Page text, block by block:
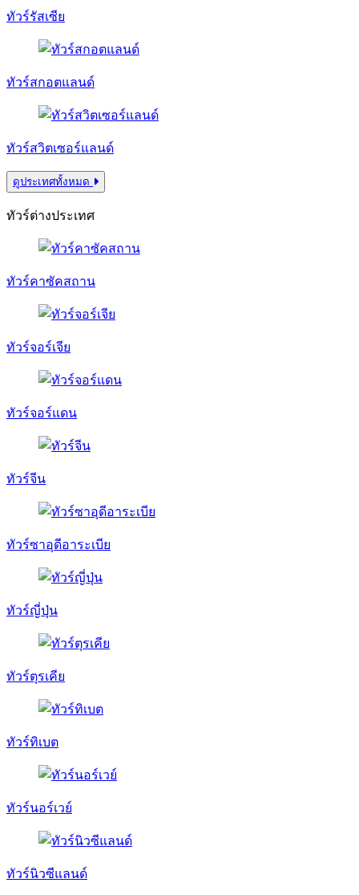
ทัวร์รัสเซีย
ทัวร์สกอตแลนด์
ทัวร์สวิตเซอร์แลนด์
ดูประเทศทั้งหมด
ทัวร์ต่างประเทศ
ทัวร์คาซัคสถาน
ทัวร์จอร์เจีย
ทัวร์จอร์แดน
ทัวร์จีน
ทัวร์ซาอุดีอาระเบีย
ทัวร์ญี่ปุ่น
ทัวร์ตุรเคีย
ทัวร์ทิเบต
ทัวร์นอร์เวย์
ทัวร์นิวซีแลนด์